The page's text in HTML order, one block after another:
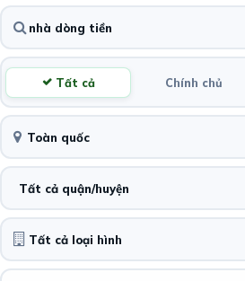
Tất cả Chính chủ
Toàn quốc
Tất cả quận/huyện